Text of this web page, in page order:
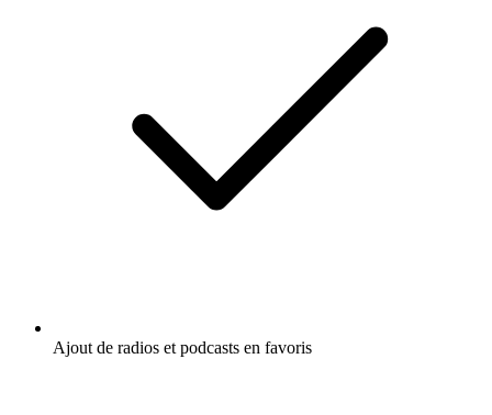
Ajout de radios et podcasts en favoris